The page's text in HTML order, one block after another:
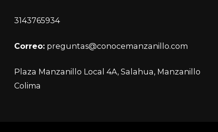
3143765934
Correo: preguntas@conocemanzanillo.com
Plaza Manzanillo Local 4A, Salahua, Manzanillo
Colima